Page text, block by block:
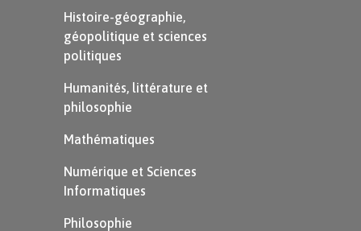
Histoire-géographie,
géopolitique et sciences
politiques
Humanités, littérature et
philosophie
Mathématiques
Numérique et Sciences
Informatiques
Philosophie